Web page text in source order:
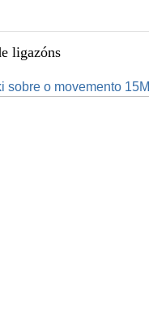
ligazóns
sobre o movemento 15M